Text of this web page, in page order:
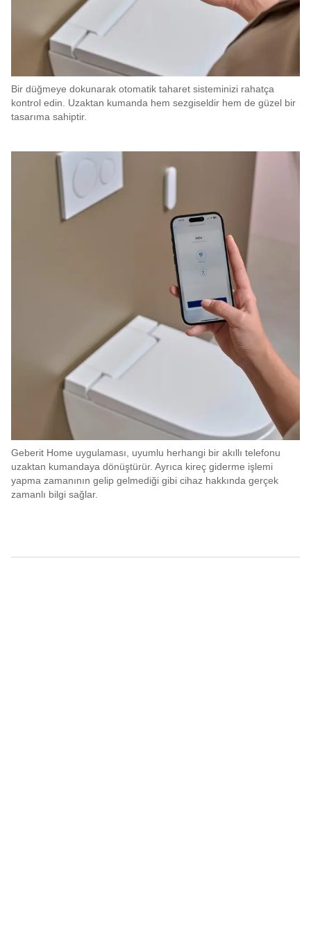
Bir düğmeye dokunarak otomatik taharet sisteminizi rahatça
kontrol edin. Uzaktan kumanda hem sezgiseldir hem de güzel bir
tasarıma sahiptir.
Geberit Home uygulaması, uyumlu herhangi bir akıllı telefonu
uzaktan kumandaya dönüştürür. Ayrıca kireç giderme işlemi
yapma zamanının gelip gelmediği gibi cihaz hakkında gerçek
zamanlı bilgi sağlar.